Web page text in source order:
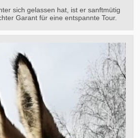
sich gelassen hat, ist er sanftmütig
Garant für eine entspannte Tour.